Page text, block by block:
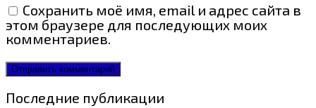
Сохранить моё имя, email и адрес сайта в
этом браузере для последующих моих
комментариев.
Последние публикации